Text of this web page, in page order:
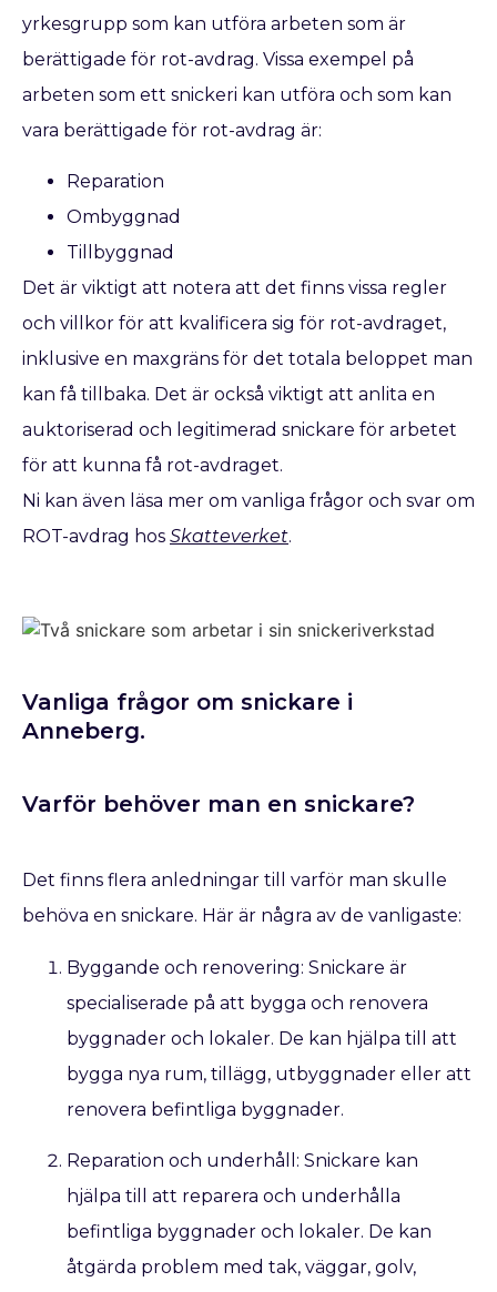
yrkesgrupp som kan utföra arbeten som är
berättigade för rot-avdrag. Vissa exempel på
arbeten som ett snickeri kan utföra och som kan
vara berättigade för rot-avdrag är:
Reparation
Ombyggnad
Tillbyggnad
Det är viktigt att notera att det finns vissa regler
och villkor för att kvalificera sig för rot-avdraget,
inklusive en maxgräns för det totala beloppet man
kan få tillbaka. Det är också viktigt att anlita en
auktoriserad och legitimerad snickare för arbetet
för att kunna få rot-avdraget.
Ni kan även läsa mer om vanliga frågor och svar om
ROT-avdrag hos Skatteverket.
Vanliga frågor om snickare i
Anneberg.
Varför behöver man en snickare?
Det finns flera anledningar till varför man skulle
behöva en snickare. Här är några av de vanligaste:
Byggande och renovering: Snickare är
specialiserade på att bygga och renovera
byggnader och lokaler. De kan hjälpa till att
bygga nya rum, tillägg, utbyggnader eller att
renovera befintliga byggnader.
Reparation och underhåll: Snickare kan
hjälpa till att reparera och underhålla
befintliga byggnader och lokaler. De kan
åtgärda problem med tak, väggar, golv,